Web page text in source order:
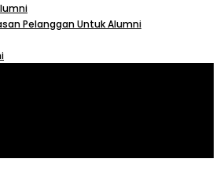
Pelanggan Untuk Alumni